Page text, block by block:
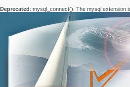
Deprecated: mysql_connect(): The mysql extension